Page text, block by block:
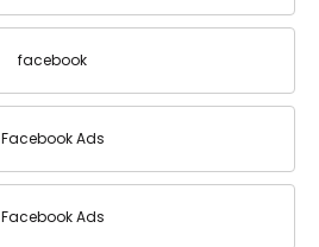
facebook
Facebook Ads
Facebook Ads